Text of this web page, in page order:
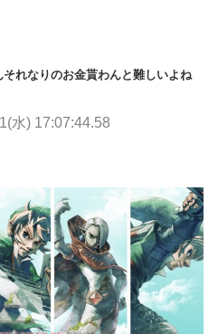
れなりのお金貰わんと難しいよね
水) 17:07:44.58